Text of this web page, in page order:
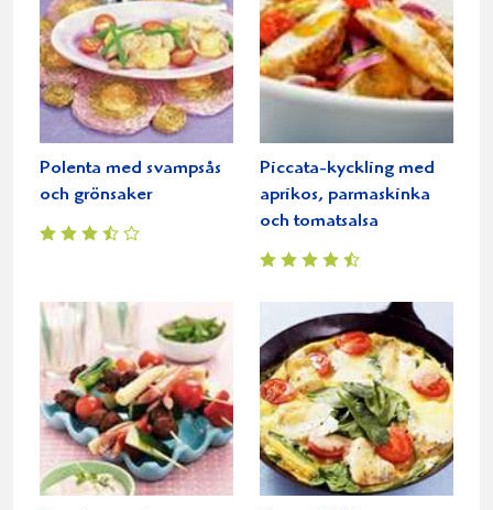
Polenta med svampsås
och grönsaker
Piccata-kyckling med
aprikos, parmaskinka
och tomatsalsa